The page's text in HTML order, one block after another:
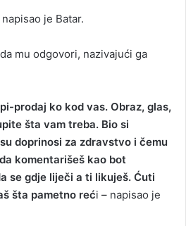
napisao je Batar.
mu odgovori, nazivajući ga
prodaj ko kod vas. Obraz, glas,
šta vam treba. Bio si
doprinosi za zdravstvo i čemu
komentarišeš kao bot
se gdje liječi a ti likuješ. Ćuti
šta pametno reći – napisao je